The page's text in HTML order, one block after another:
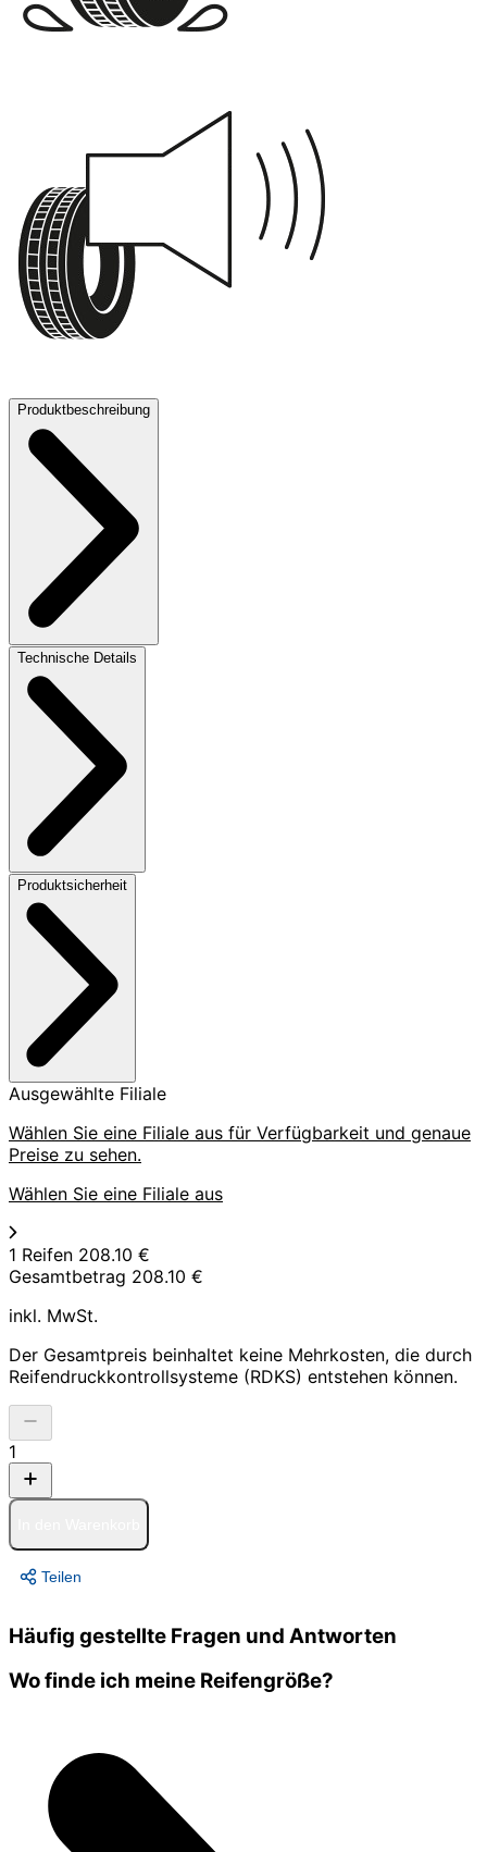
Produktbeschreibung
Technische Details
Produktsicherheit
Ausgewählte Filiale
Wählen Sie eine Filiale aus für Verfügbarkeit und genaue
Preise zu sehen.
Wählen Sie eine Filiale aus
1 Reifen 208.10 €
Gesamtbetrag 208.10 €
inkl. MwSt.
Der Gesamtpreis beinhaltet keine Mehrkosten, die durch
Reifendruckkontrollsysteme (RDKS) entstehen können.
1
Teilen
Häufig gestellte Fragen und Antworten
Wo finde ich meine Reifengröße?